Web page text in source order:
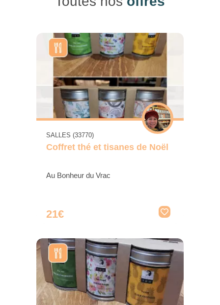
SALLES (33770)
Coffret thé et tisanes de Noël
Au Bonheur du Vrac
21€